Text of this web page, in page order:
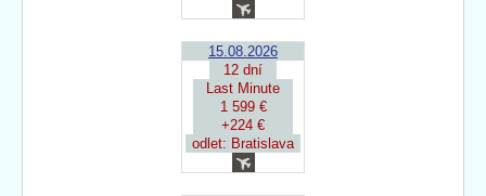
15.08.2026
12 dní
Last Minute
1 599 €
+224 €
odlet: Bratislava